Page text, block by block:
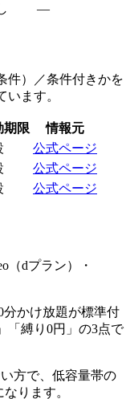
—
件）／条件付きかを
ます。
期限
情報元
公式ページ
公式ページ
公式ページ
（dプラン）・
かけ放題が標準付
「縛り0円」の3点で
方で、低容量帯の
ります。